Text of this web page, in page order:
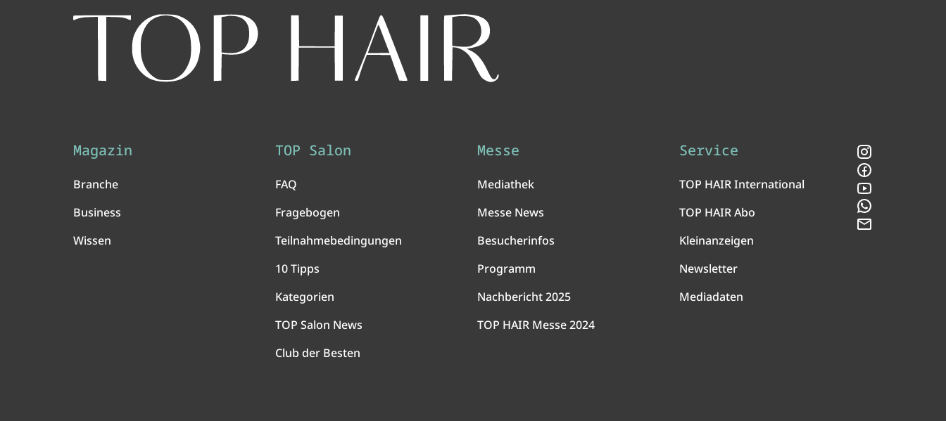
Magazin
Branche
Business
Wissen
TOP Salon
FAQ
Fragebogen
Teilnahmebedingungen
10 Tipps
Kategorien
TOP Salon News
Club der Besten
Messe
Mediathek
Messe News
Besucherinfos
Programm
Nachbericht 2025
TOP HAIR Messe 2024
Service
TOP HAIR International
TOP HAIR Abo
Kleinanzeigen
Newsletter
Mediadaten